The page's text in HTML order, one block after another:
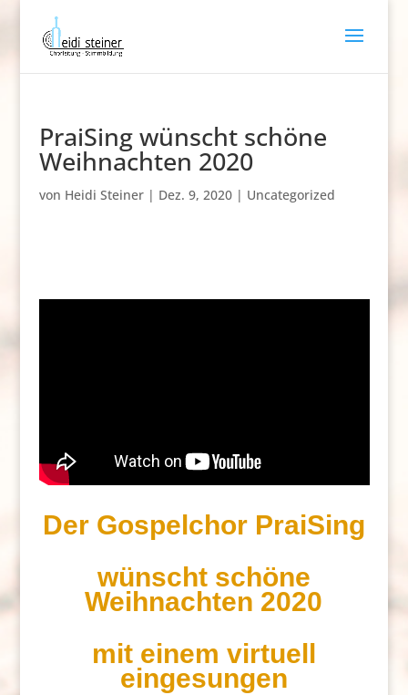
PraiSing wünscht schöne
Weihnachten 2020
von Heidi Steiner| Dez. 9, 2020| Uncategorized
Der Gospelchor PraiSing
wünscht schöne
Weihnachten 2020
mit einem virtuell
eingesungen